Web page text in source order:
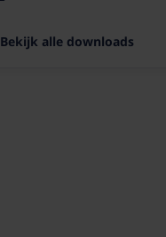
Bekijk alle downloads